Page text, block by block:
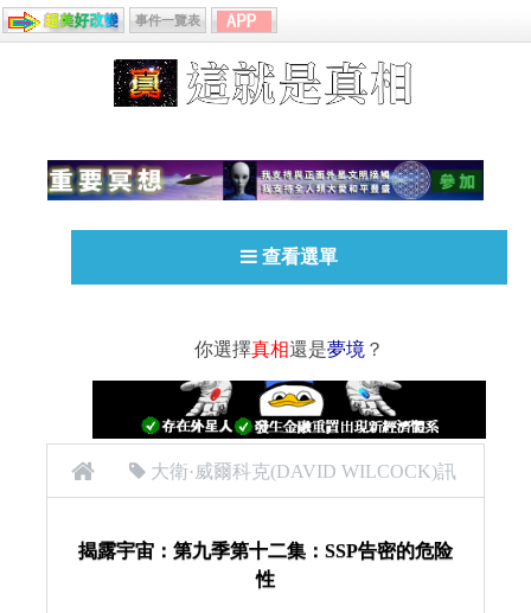
事件一覽表
查看選單
你選擇真相還是夢境 ？
大衛·威爾科克(DAVID WILCOCK)訊
揭露宇宙：第九季第十二
揭露宇宙：第九季第十二集：SSP告密的危险
性